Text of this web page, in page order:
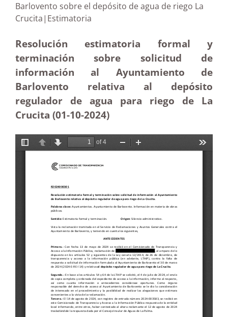
Barlovento sobre el depósito de agua de riego La
Crucita|Estimatoria
Resolución estimatoria formal y
terminación sobre solicitud de
información al Ayuntamiento de
Barlovento relativa al depósito
regulador de agua para riego de La
Crucita (01-10-2024)